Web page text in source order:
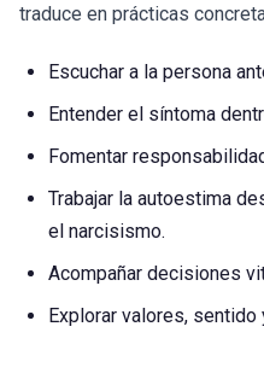
traduce en prácticas
Escuchar a la persona
Entender el síntoma
Fomentar
Trabajar la autoestima
el narcisismo.
Acompañar decisiones
Explorar valores,